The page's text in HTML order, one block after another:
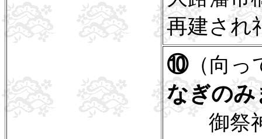
再建され
⑩（向っ
なぎの
御祭